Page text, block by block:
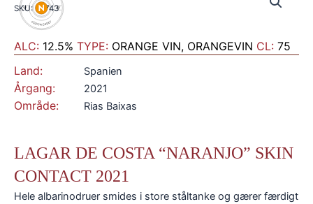
SKU: 30743
ALC: 12.5% TYPE: ORANGE VIN, ORANGEVIN CL: 75
Land:
Spanien
Årgang: 2021
Område: Rias Baixas
LAGAR DE COSTA “NARANJO” SKIN
CONTACT 2021
Hele albarinodruer smides i store ståltanke og gærer færdigt